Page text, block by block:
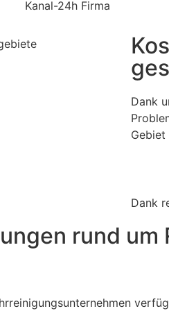
Dank
Dank
rund